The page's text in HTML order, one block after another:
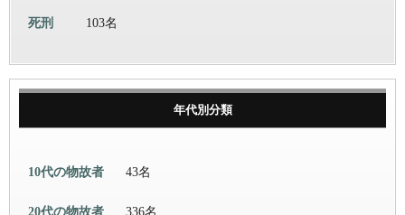
死刑 103名
年代別分類
10代の物故者 43名
20代の物故者 336名